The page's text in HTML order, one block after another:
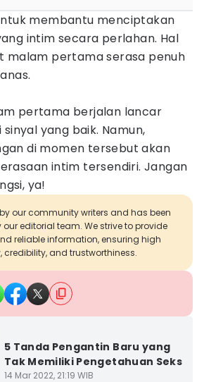
membantu menciptakan
intim secara perlahan. Hal
malam pertama serasa penuh
pertama berjalan lancar
yang baik. Namun,
di momen tersebut akan
intim tersendiri. Jangan
ya!
our community writers and has been
editorial team. We strive to provide
reliable information, ensuring high
and trustworthiness.
5 Tanda Pengantin Baru yang
Tak Memiliki Pengetahuan Seks
14 Mar 2022, 21:19 WIB